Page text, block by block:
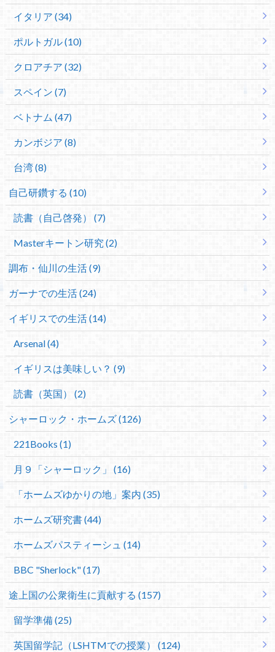
イタリア (34)
ポルトガル (10)
クロアチア (32)
スペイン (7)
ベトナム (47)
カンボジア (8)
台湾 (8)
自己研鑽する (10)
読書（自己啓発） (7)
Masterキートン研究 (2)
調布・仙川の生活 (9)
ガーナでの生活 (24)
イギリスでの生活 (14)
Arsenal (4)
イギリスは美味しい？ (9)
読書（英国） (2)
シャーロック・ホームズ (126)
221Books (1)
月９「シャーロック」 (16)
「ホームズゆかりの地」案内 (35)
ホームズ研究書 (44)
ホームズパスティーシュ (14)
BBC "Sherlock" (17)
途上国の公衆衛生に貢献する (157)
留学準備 (25)
英国留学記（LSHTMでの授業） (124)